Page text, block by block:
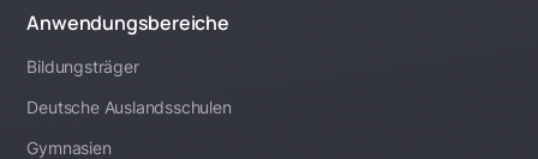
Anwendungsbereiche
Bildungsträger
Deutsche Auslandsschulen
Gymnasien